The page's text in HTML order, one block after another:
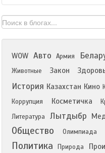
WOW Авто Армия
Животные
Закон
История Казахстан Кино
Коррупция Косметичка
Литература Лытдыбр
Общество Олимпиада
Политика Природа